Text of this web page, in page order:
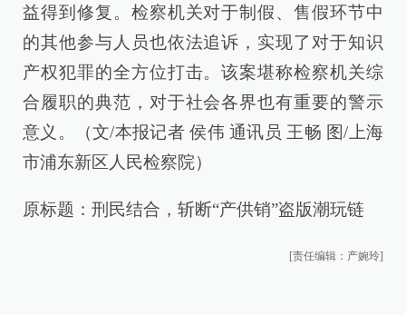
益得到修复。检察机关对于制假、售假环节中
的其他参与人员也依法追诉，实现了对于知识
产权犯罪的全方位打击。该案堪称检察机关综
合履职的典范，对于社会各界也有重要的警示
意义。（文/本报记者 侯伟 通讯员 王畅 图/上海
市浦东新区人民检察院）
原标题：刑民结合，斩断“产供销”盗版潮玩链
[责任编辑：产婉玲]